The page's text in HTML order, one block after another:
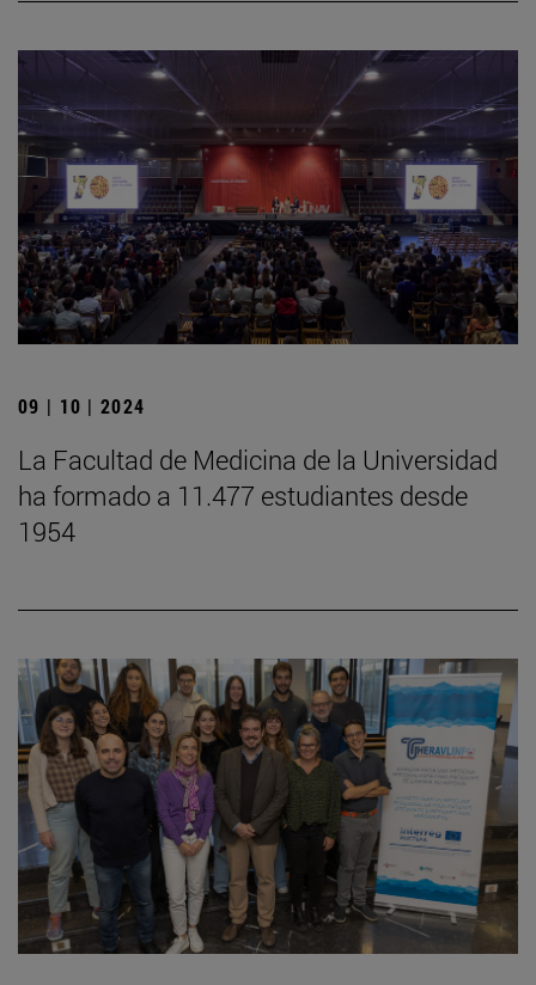
09 | 10 | 2024
La Facultad de Medicina de la Universidad
ha formado a 11.477 estudiantes desde
1954